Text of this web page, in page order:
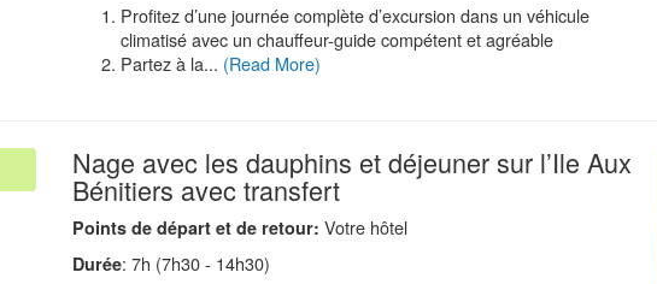
Profitez d’une journée complète d’excursion dans un véhicule
climatisé avec un chauffeur-guide compétent et agréable
Partez à la... (Read More)
Nage avec les dauphins et déjeuner sur l’Ile Aux
Bénitiers avec transfert.
Points de départ et de retour: Votre hôtel
Durée: 7h (7h30 - 14h30)